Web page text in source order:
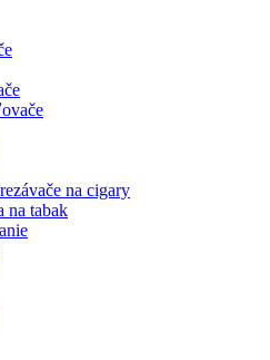
na cigary
na tabak